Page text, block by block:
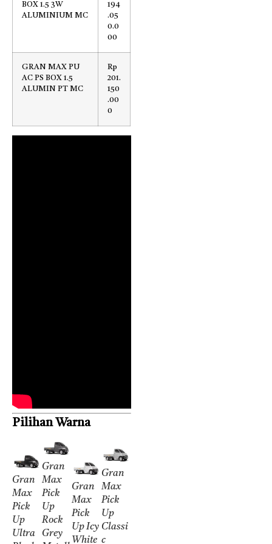
BOX 1.5 3W
ALUMINIUM MC
194
.05
0.0
00
GRAN MAX PU
AC PS BOX 1.5
ALUMIN PT MC
Rp
201.
150
.00
0
Pilihan Warna
Gran
Max
Pick
Up
Ultra
Gran
Max
Pick
Up
Rock
Grey
Gran
Max
Pick
Up Icy
White
Gran
Max
Pick
Up
Classi
c